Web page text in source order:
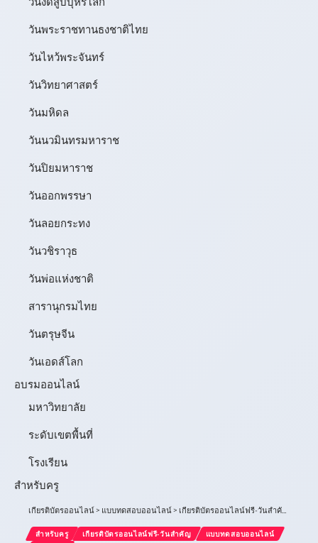
วันพระราชทานธงชาติไทย
วันไหว้พระจันทร์​
วันวิทยาศาสตร์
วันมหิดล
วันนวมินทรมหาราช
วันปิยมหาราช
วันออกพรรษา
วันลอยกระทง
วันวชิราวุธ
วันพ่อแห่งชาติ
สารานุกรมไทย
วันตรุษจีน
วันเอดส์โลก
อบรมออนไลน์
มหาวิทยาลัย
ระดับเขตพื้นที่
โรงเรียน
สำหรับครู
เกียรติบัตรออนไลน์> แบบทดสอบออนไลน์> เกียรติบัตรออนไลน์ฟรี-วันสำคัญ
สำหรับครู เกียรติบัตรออนไลน์ฟรี-วันสำคัญ
แบบทดสอบออนไลน์